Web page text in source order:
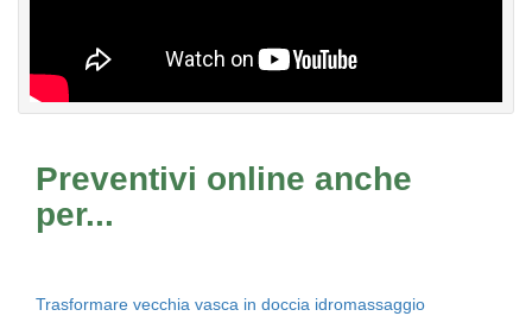
Preventivi online anche
per...
Trasformare vecchia vasca in doccia idromassaggio